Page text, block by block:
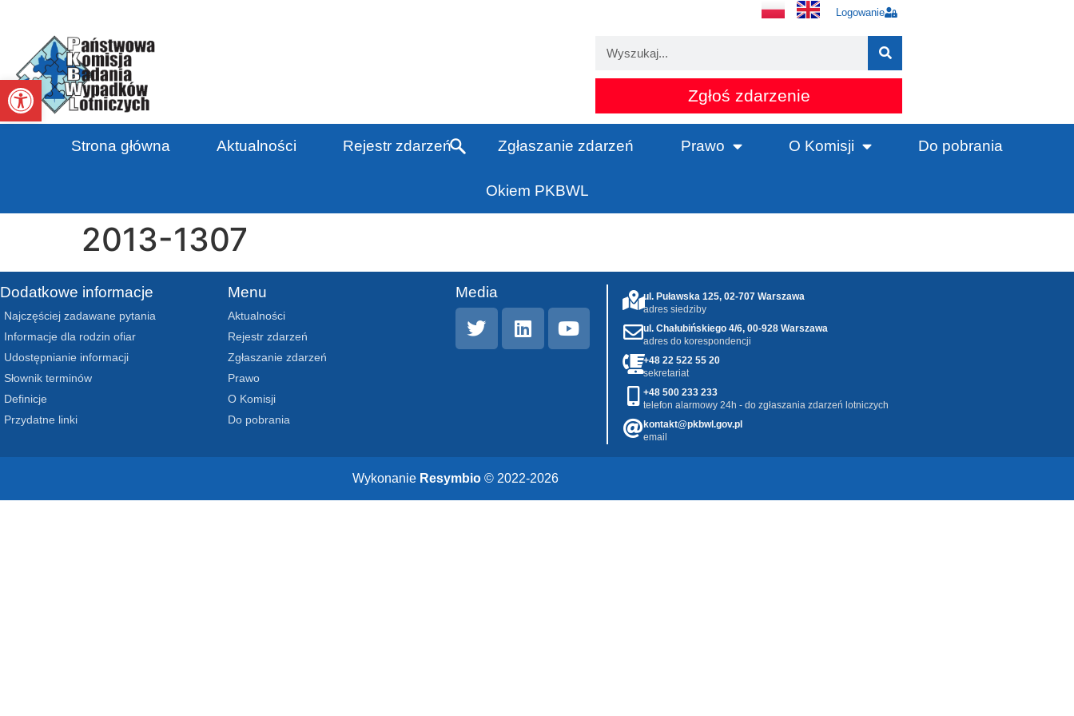
Otwórz pasek narzędzi
Logowanie
Zgłoś zdarzenie
Strona główna Aktualności Rejestr zdarzeń Zgłaszanie zdarzeń Prawo O Komisji Do pobrania
Okiem PKBWL
2013-1307
Dodatkowe informacje
Najczęściej zadawane pytania
Informacje dla rodzin ofiar
Udostępnianie informacji
Słownik terminów
Definicje
Przydatne linki
Menu
Aktualności
Rejestr zdarzeń
Zgłaszanie zdarzeń
Prawo
O Komisji
Do pobrania
Media
ul. Puławska 125, 02-707 Warszawa
adres siedziby
ul. Chałubińskiego 4/6, 00-928 Warszawa
adres do korespondencji
+48 22 522 55 20
sekretariat
+48 500 233 233
telefon alarmowy 24h - do zgłaszania zdarzeń lotniczych
kontakt@pkbwl.gov.pl
email
Wykonanie Resymbio © 2022-2026